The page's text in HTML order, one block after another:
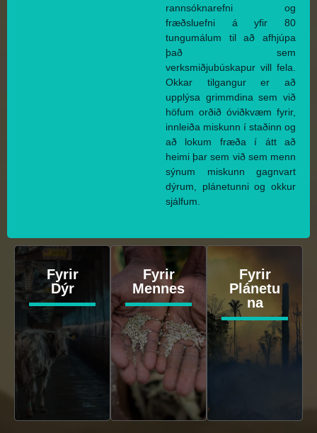
rannsóknarefni og
fræðsluefni á yfir 80
tungumálum til að afhjúpa
það sem
verksmiðjubúskapur vill fela.
Okkar tilgangur er að
upplýsa grimmdina sem við
höfum orðið óviðkvæm fyrir,
innleiða miskunn í staðinn og
að lokum fræða í átt að
heimi þar sem við sem menn
sýnum miskunn gagnvart
dýrum, plánetunni og okkur
sjálfum.
Fyrir
Dýr
Fyrir
Mennes
Fyrir
Plánetu
na